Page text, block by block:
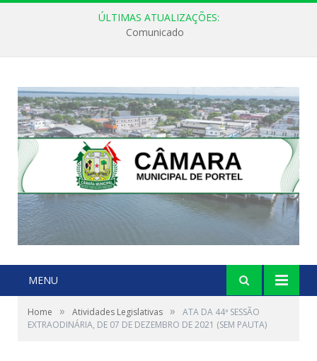
ÚLTIMAS ATUALIZAÇÕES:
Comunicado
MENU
Home » Atividades Legislativas »
ATA DA 44ª SESSÃO
EXTRAODINÁRIA, DE 07 DE DEZEMBRO DE 2021 (SEM PAUTA)